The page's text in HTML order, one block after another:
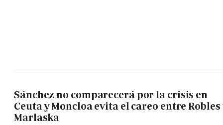
Sánchez no comparecerá por la crisis en
Ceuta y Moncloa evita el careo entre Robles
Marlaska